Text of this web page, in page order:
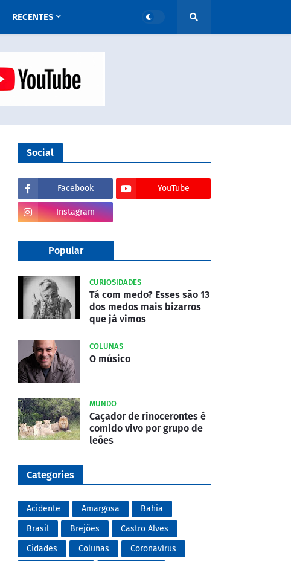
RECENTES
Social
Facebook YouTube
Instagram
Popular
CURIOSIDADES
Tá com medo? Esses são 13
dos medos mais bizarros
que já vimos
COLUNAS
O músico
MUNDO
Caçador de rinocerontes é
comido vivo por grupo de
leões
Categories
Acidente Amargosa
Bahia
Brasil
Brejões
Castro Alves
Cidades
Colunas
Coronavírus